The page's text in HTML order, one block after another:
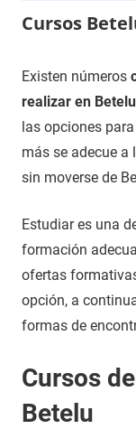
Cursos
10
de
enero
2021
Maria
Cursos
en
Navarra
Existen números
realizar en Betelu
las opciones
más se adecue a
sin moverse de
Estudiar es una
formación
ofertas
opción, a
formas de
Cursos
Betelu